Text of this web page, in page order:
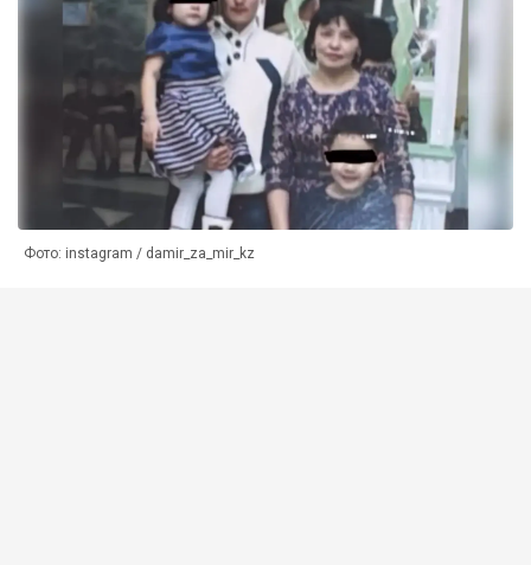
Фото: instagram / damir_za_mir_kz